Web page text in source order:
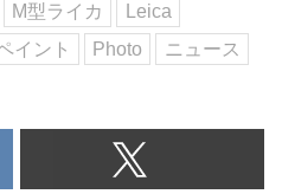
M型ライカ
Leica
イント Photo
ニュース